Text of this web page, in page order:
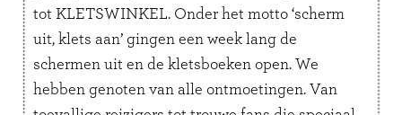
tot KLETSWINKEL. Onder het motto ‘scherm
uit, klets aan’ gingen een week lang de
schermen uit en de kletsboeken open. We
hebben genoten van alle ontmoetingen. Van